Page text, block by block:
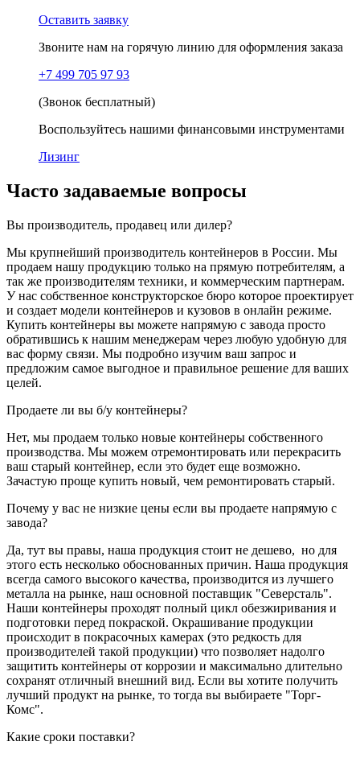
Оставить заявку
Звоните нам на горячую линию для оформления заказа
+7 499 705 97 93
(Звонок бесплатный)
Воспользуйтесь нашими финансовыми инструментами
Лизинг
Часто задаваемые вопросы
Вы производитель, продавец или дилер?
Мы крупнейший производитель контейнеров в России. Мы
продаем нашу продукцию только на прямую потребителям, а
так же производителям техники, и коммерческим партнерам.
У нас собственное конструкторское бюро которое проектирует
и создает модели контейнеров и кузовов в онлайн режиме.
Купить контейнеры вы можете напрямую с завода просто
обратившись к нашим менеджерам через любую удобную для
вас форму связи. Мы подробно изучим ваш запрос и
предложим самое выгодное и правильное решение для ваших
целей.
Продаете ли вы б/у контейнеры?
Нет, мы продаем только новые контейнеры собственного
производства. Мы можем отремонтировать или перекрасить
ваш старый контейнер, если это будет еще возможно.
Зачастую проще купить новый, чем ремонтировать старый.
Почему у вас не низкие цены если вы продаете напрямую с
завода?
Да, тут вы правы, наша продукция стоит не дешево, но для
этого есть несколько обоснованных причин. Наша продукция
всегда самого высокого качества, производится из лучшего
металла на рынке, наш основной поставщик "Северсталь".
Наши контейнеры проходят полный цикл обезжиривания и
подготовки перед покраской. Окрашивание продукции
происходит в покрасочных камерах (это редкость для
производителей такой продукции) что позволяет надолго
защитить контейнеры от коррозии и максимально длительно
сохранят отличный внешний вид. Если вы хотите получить
лучший продукт на рынке, то тогда вы выбираете "Торг-
Комс".
Какие сроки поставки?